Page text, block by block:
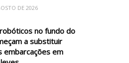
DE 2026
no fundo do
a substituir
embarcações em